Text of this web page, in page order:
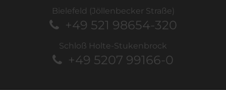
Bielefeld (Jöllenbecker Straße)
+49 521 98654-320
Schloß Holte-Stukenbrock
+49 5207 99166-0